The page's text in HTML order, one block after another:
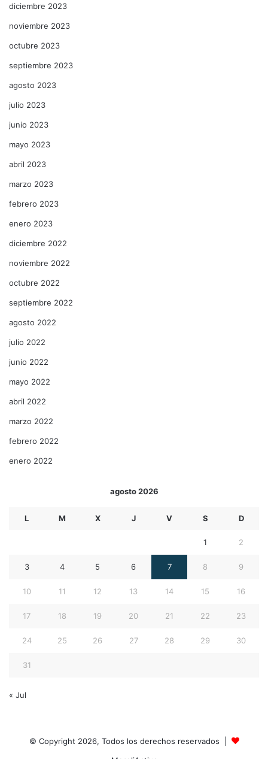
diciembre 2023
noviembre 2023
octubre 2023
septiembre 2023
agosto 2023
julio 2023
junio 2023
mayo 2023
abril 2023
marzo 2023
febrero 2023
enero 2023
diciembre 2022
noviembre 2022
octubre 2022
septiembre 2022
agosto 2022
julio 2022
junio 2022
mayo 2022
abril 2022
marzo 2022
febrero 2022
enero 2022
agosto 2026
L M X J V S D
1 2
3 4 5 6 7 8 9
10 11 12 13 14 15 16
17 18 19 20 21 22 23
24 25 26 27 28 29 30
31
« Jul
© Copyright 2026, Todos los derechos reservados |